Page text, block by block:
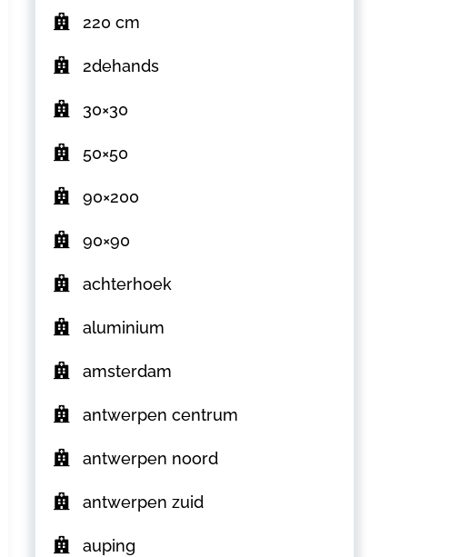
220 cm
2dehands
30×30
50×50
90×200
90×90
achterhoek
aluminium
amsterdam
antwerpen centrum
antwerpen noord
antwerpen zuid
auping